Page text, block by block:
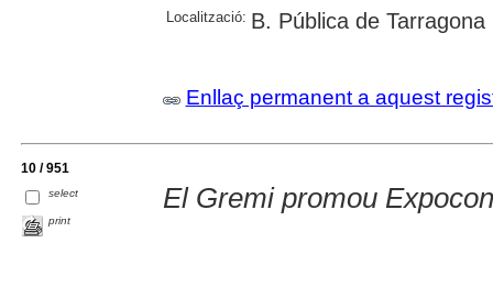
Localització: B. Pública de Tarragona
Enllaç permanent a aquest
10 / 951
select
print
El Gremi promou